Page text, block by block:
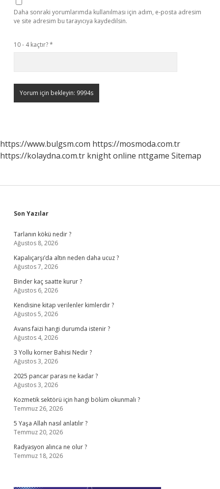
Daha sonraki yorumlarımda kullanılması için adım, e-posta adresim
ve site adresim bu tarayıcıya kaydedilsin.
10 - 4 kaçtır?*
https://www.bulgsm.com https://mosmoda.com.tr
https://kolaydna.com.tr knight online nttgame Sitemap
Sidebar
Son Yazılar
Tarlanın kökü nedir ?
Ağustos 8, 2026
Kapalıçarşı’da altın neden daha ucuz ?
Ağustos 7, 2026
Binder kaç saatte kurur ?
Ağustos 6, 2026
Kendisine kitap verilenler kimlerdir ?
Ağustos 5, 2026
Avans faizi hangi durumda istenir ?
Ağustos 4, 2026
3 Yollu korner Bahisi Nedir ?
Ağustos 3, 2026
2025 pancar parası ne kadar ?
Ağustos 3, 2026
Kozmetik sektörü için hangi bölüm okunmalı ?
Temmuz 26, 2026
5 Yaşa Allah nasıl anlatılır ?
Temmuz 20, 2026
Radyasyon alınca ne olur ?
Temmuz 18, 2026